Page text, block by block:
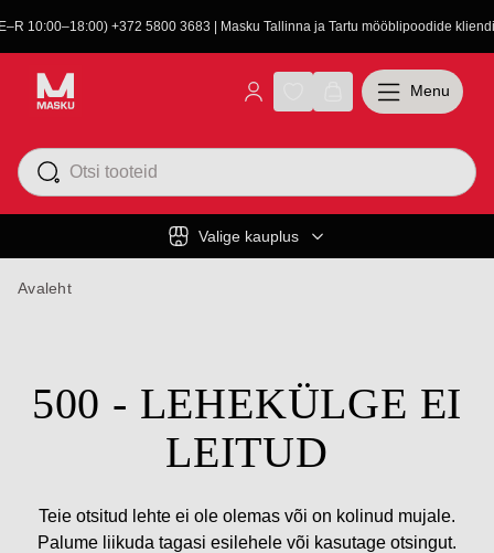
10:00–18:00) +372 5800 3683 | Masku Tallinna ja Tartu mööblipoodide
Valige kauplus
Menu
Avaleht
500 - LEHEKÜLGE EI
LEITUD
Teie otsitud lehte ei ole olemas või on kolinud mujale.
Palume liikuda tagasi esilehele või kasutage otsingut.